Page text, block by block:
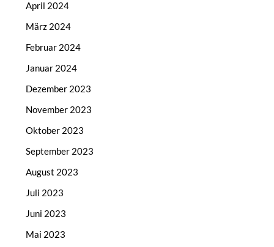
April 2024
März 2024
Februar 2024
Januar 2024
Dezember 2023
November 2023
Oktober 2023
September 2023
August 2023
Juli 2023
Juni 2023
Mai 2023